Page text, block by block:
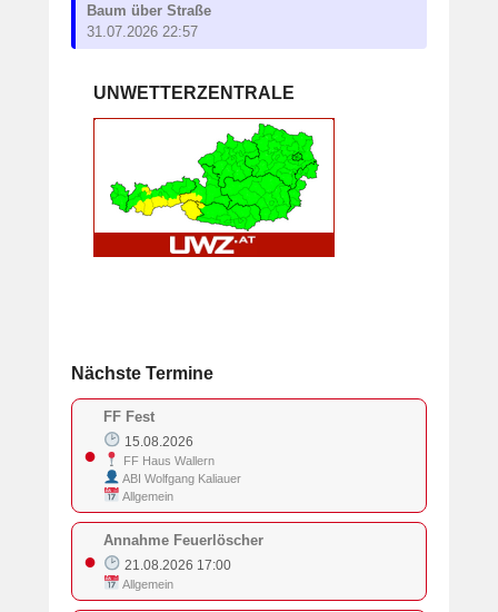
Baum über Straße
31.07.2026 22:57
UNWETTERZENTRALE
Nächste Termine
●
FF Fest
15.08.2026
FF Haus Wallern
ABI Wolfgang Kaliauer
Allgemein
●
Annahme Feuerlöscher
21.08.2026 17:00
Allgemein